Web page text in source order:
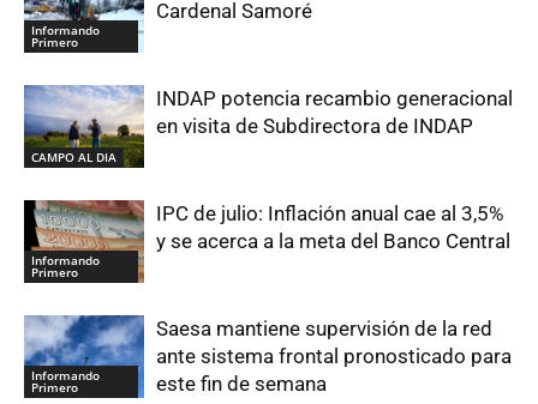
Informando
Primero
Cardenal Samoré
CAMPO AL DIA
INDAP potencia recambio generacional
en visita de Subdirectora de INDAP
Informando
Primero
IPC de julio: Inflación anual cae al 3,5%
y se acerca a la meta del Banco Central
Informando
Primero
Saesa mantiene supervisión de la red
ante sistema frontal pronosticado para
este fin de semana